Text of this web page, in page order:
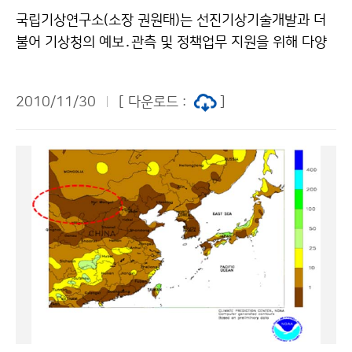
격한 저온현상으로 중대한 피해가 예상될 때에도 한파특
보를 발표하여 재해예방에 적극 대응할 수 있도록 발표기
는 최근 10년 동안 우리나라에서 일 최저기온 중 낮은 쪽
터 새로운 한파특보를 적용하면, 지속적인 추위 등으로 인
하여 발생하는 기상재해를 크게 줄일 수 있을 것으로 기대
된다. [한파특보 기준 개선] 구분 주 의 보 경 보 한파특보
(현행) 10월～4월에 아침 최저기온이 전날보다 10℃ 이
상 하강하여 발효기준값 이하로 예상될 때. 다만, 발효기
준값은 아침최저기온 평년값에서 1/2표준편차를 감한 값
의 정수값 10월～4월에 아침 최저기온이 전날보다 15℃
이상 하강하여 발효기준값 이하로 예상될 때. 다만, 발효
기준값은 아침최저기온 평년값에서 1/2표준편차를 감한
국립기상연구소(소장 권원태)는 선진기상기술개발과 더
불어 기상청의 예보․관측 및 정책업무 지원을 위해 다양
를 공유하는 자리를 마련하고자 "2010년도 국립기상연
국립기상연구소는 1978년 설립 이후 기상업무 지원을
위한 연구를 1996년 3과제로 시작해 2010년에는 ´국가
표준 기후변화 시나리오 개발‘, ’관측기반의 재해기상 예
측성 향상연구‘ 등 18개 과제를 수행 중이며, 지역 특성에
맞는 연구수행을 위한 현장연구과제도 1997년 2과제로
시작해 현재 ´서울·경기도 위험기상 개념모델 개발(Ⅰ)´
등 14개 과제를 수행하는 등 비약적인 연구발전을 이루
었다. 이번 발표회에서는 최근 3년간 기상업무 발전을 위
해 수행된 총 11개 과제의 연구성과를 발표하고 연구성
2010/11/30 [ 다운로드 :